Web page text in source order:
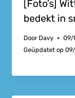
[Foto’s]
bedekt in
Door Davy
09/
Geüpdatet op